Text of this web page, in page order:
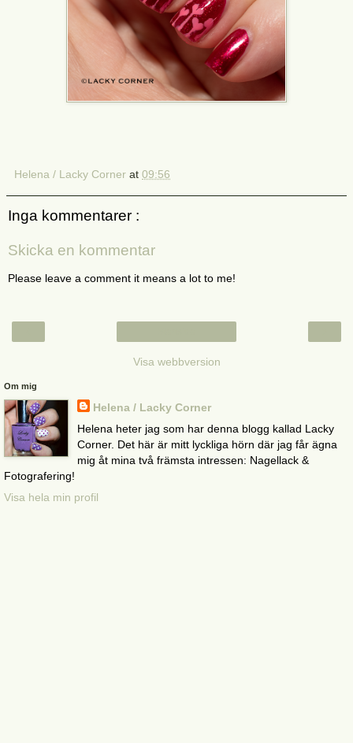
Helena / Lacky Corner at 09:56
Inga kommentarer :
Skicka en kommentar
Please leave a comment it means a lot to me!
Visa webbversion
Om mig
Helena / Lacky Corner
Helena heter jag som har denna blogg kallad Lacky
Corner. Det här är mitt lyckliga hörn där jag får ägna
mig åt mina två främsta intressen: Nagellack &
Fotografering!
Visa hela min profil